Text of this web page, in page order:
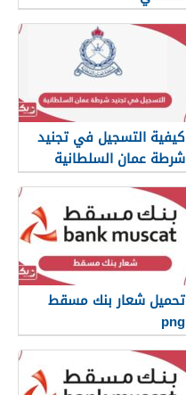
كيفية التسجيل في تجنيد
شرطة عمان السلطانية
2026
تحميل شعار بنك مسقط
png